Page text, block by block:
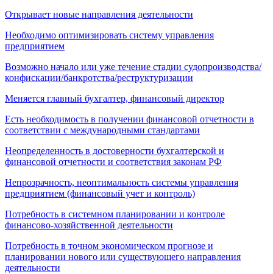
Открывает новые направления деятельности
Необходимо оптимизировать систему управления
предприятием
Возможно начало или уже течение стадии судопроизводства/
конфискации/банкротства/реструктуризации
Меняется главный бухгалтер, финансовый директор
Есть необходимость в получении финансовой отчетности в
соответствии с международными стандартами
Неопределенность в достоверности бухгалтерской и
финансовой отчетности и соответствия законам РФ
Непрозрачность, неоптимальность системы управления
предприятием (финансовый учет и контроль)
Потребность в системном планировании и контроле
финансово-хозяйственной деятельности
Потребность в точном экономическом прогнозе и
планировании нового или существующего направления
деятельности